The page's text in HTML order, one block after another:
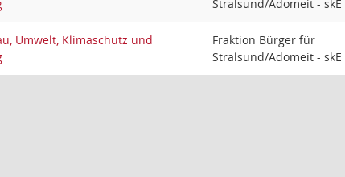
Stralsund/Adomeit - skE
Umwelt, Klimaschutz und
Fraktion Bürger für
Stralsund/Adomeit - skE